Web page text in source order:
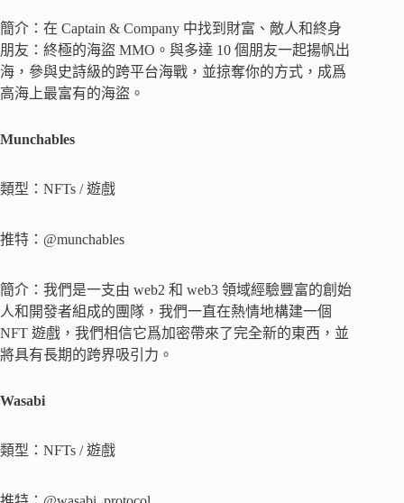
簡介：在 Captain & Company 中找到財富、敵人和終身
朋友：終極的海盜 MMO。與多達 10 個朋友一起揚帆出
海，參與史詩級的跨平台海戰，並掠奪你的方式，成爲
高海上最富有的海盜。
Munchables
類型：NFTs / 遊戲
推特：@munchables
簡介：我們是一支由 web2 和 web3 領域經驗豐富的創始
人和開發者組成的團隊，我們一直在熱情地構建一個
NFT 遊戲，我們相信它爲加密帶來了完全新的東西，並
將具有長期的跨界吸引力。
Wasabi
類型：NFTs / 遊戲